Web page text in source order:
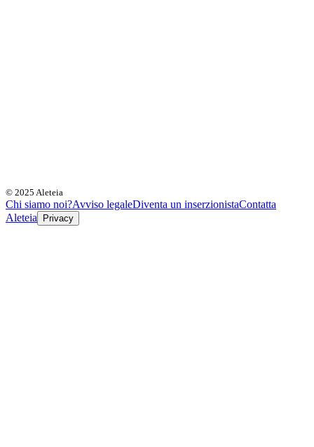
© 2025 Aleteia
Chi siamo noi?Avviso legaleDiventa un inserzionistaContatta
Aleteia
Privacy